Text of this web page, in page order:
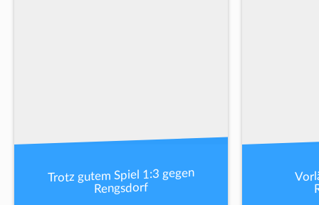
Trotz gutem Spiel 1:3 gegen
Rengsdorf